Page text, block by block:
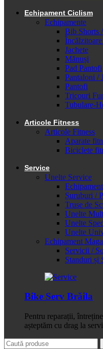
Echipament Ciclism
Echipamente
Bib Shorts
Jachete
Mănuși
Pad Pantofi
Pantaloni /
Pantofi
Tricouri
Tubulare-
Articole Fitness
Articole Fitness
Aparate
Biciclete
Service
Unelte Service
Șuruburi /
Truse de
Unelte
Unelte
Unelte
Echipament
Servicii /
Standuri și
Bike Serv Brăila
Pentru reparații,
așteptăm cu drag la